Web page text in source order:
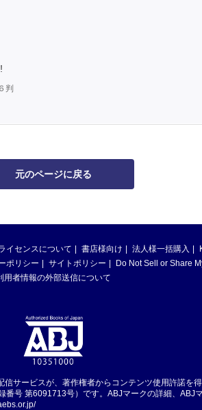
判
元のページに戻る
イセンスについて 書店様向け 法人様一括購入
ポリシー サイトポリシー
Do Not Sell or Share
用者情報の外部送信について
サービスが、著作権者からコンテンツ使用許諾を
番号 第6091713号）です。ABJマークの詳細、ABJ